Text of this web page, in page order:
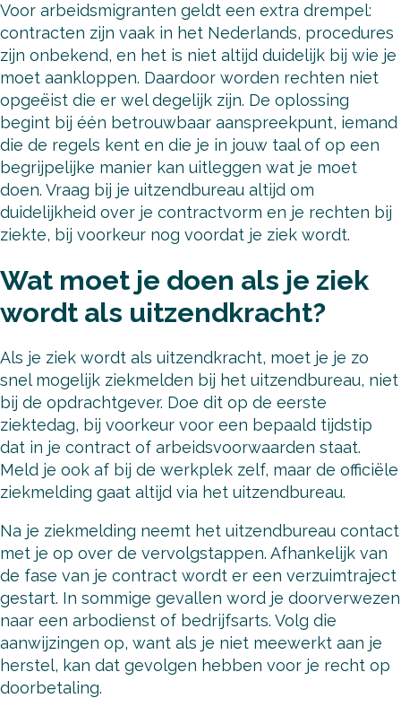
Voor arbeidsmigranten geldt een extra drempel:
contracten zijn vaak in het Nederlands, procedures
zijn onbekend, en het is niet altijd duidelijk bij wie je
moet aankloppen. Daardoor worden rechten niet
opgeëist die er wel degelijk zijn. De oplossing
begint bij één betrouwbaar aanspreekpunt, iemand
die de regels kent en die je in jouw taal of op een
begrijpelijke manier kan uitleggen wat je moet
doen. Vraag bij je uitzendbureau altijd om
duidelijkheid over je contractvorm en je rechten bij
ziekte, bij voorkeur nog voordat je ziek wordt.
Wat moet je doen als je ziek
wordt als uitzendkracht?
Als je ziek wordt als uitzendkracht, moet je je zo
snel mogelijk ziekmelden bij het uitzendbureau, niet
bij de opdrachtgever. Doe dit op de eerste
ziektedag, bij voorkeur voor een bepaald tijdstip
dat in je contract of arbeidsvoorwaarden staat.
Meld je ook af bij de werkplek zelf, maar de officiële
ziekmelding gaat altijd via het uitzendbureau.
Na je ziekmelding neemt het uitzendbureau contact
met je op over de vervolgstappen. Afhankelijk van
de fase van je contract wordt er een verzuimtraject
gestart. In sommige gevallen word je doorverwezen
naar een arbodienst of bedrijfsarts. Volg die
aanwijzingen op, want als je niet meewerkt aan je
herstel, kan dat gevolgen hebben voor je recht op
doorbetaling.